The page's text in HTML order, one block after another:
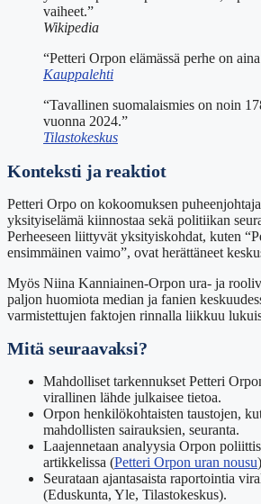
vaiheet.”
Wikipedia
“Petteri Orpon elämässä perhe on
Kauppalehti
“Tavallinen suomalaismies on noin
vuonna 2024.”
Tilastokeskus
Konteksti ja reaktiot
Petteri Orpo on kokoomuksen
yksityiselämä kiinnostaa sekä politiikan
Perheeseen liittyvät yksityiskohdat, kuten
ensimmäinen vaimo”, ovat herättäneet
Myös Niina Kanniainen-Orpon ura- ja
paljon huomiota median ja fanien
varmistettujen faktojen rinnalla liikkuu
Mitä seuraavaksi?
Mahdolliset tarkennukset Petteri
virallinen lähde julkaisee tietoa.
Orpon henkilökohtaisten taustojen,
mahdollisten sairauksien, seuranta.
Laajennetaan analyysia Orpon
artikkelissa (Petteri Orpon uran nousu
Seurataan ajantasaista raportointia
(Eduskunta, Yle, Tilastokeskus).